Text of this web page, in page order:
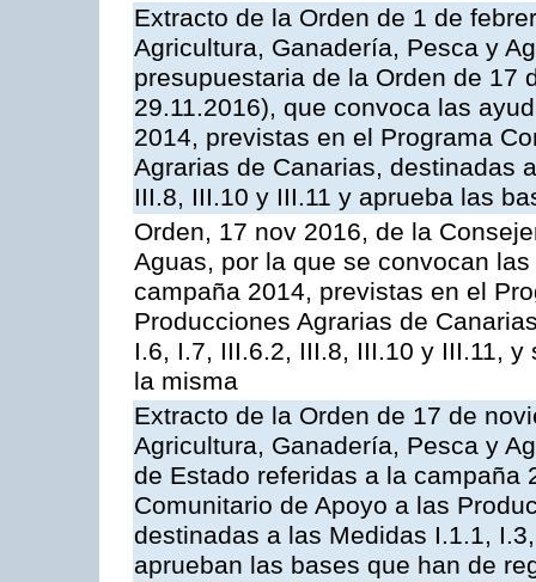
Extracto de la Orden de 1 de
Agricultura, Ganadería, Pesca y
presupuestaria de la Orden de 17
29.11.2016), que convoca las
2014, previstas en el Programa
Agrarias de Canarias, destinadas
III.8, III.10 y III.11 y aprueba las
Orden, 17 nov 2016, de la
Aguas, por la que se convocan
campaña 2014, previstas en el
Producciones Agrarias de
I.6, I.7, III.6.2, III.8, III.10 y III.11,
la misma
Extracto de la Orden de 17 de
Agricultura, Ganadería, Pesca y
de Estado referidas a la campaña
Comunitario de Apoyo a las
destinadas a las Medidas I.1.1,
aprueban las bases que han de